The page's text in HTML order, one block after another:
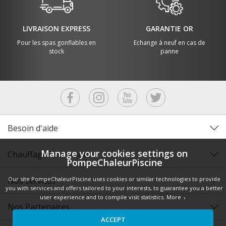
LIVRAISON EXPRESS
Pour les spas gonflables en
stock
GARANTIE OR
Echange à neuf en cas de
panne
Besoin d'aide
ChauffagePiscine.com
Nos services
Nos Partenaires
Manage your cookies settings on
PompeChaleurPiscine
Our site PompeChaleurPiscine uses cookies or similar technologies to provide
you with services and offers tailored to your interests, to guarantee you a better
user experience and to compile visit statistics. More
ACCEPT